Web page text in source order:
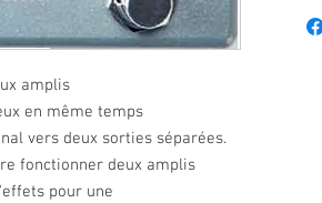
amplis
en même temps
vers deux sorties séparées.
fonctionner deux amplis
pour une